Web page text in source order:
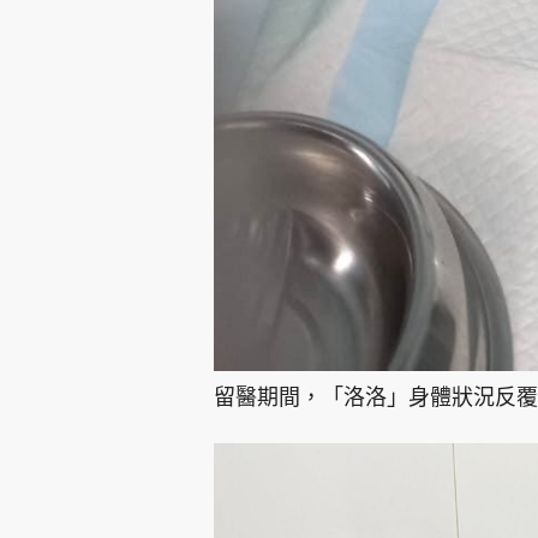
留醫期間，「洛洛」身體狀況反